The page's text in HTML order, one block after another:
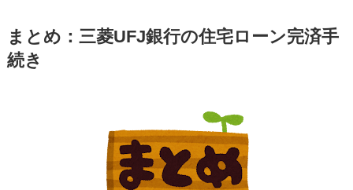
まとめ：三菱UFJ銀行の住宅ローン完済手
続き